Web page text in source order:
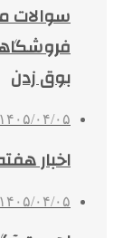
سوالات
بوق زدن
۱۴۰۵/۰۴/۰۵
اخبار
۱۴۰۵/۰۴/۰۵